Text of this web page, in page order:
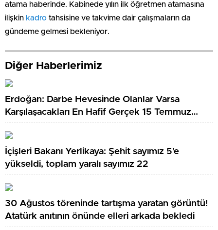
atama haberinde. Kabinede yılın ilk öğretmen atamasına
ilişkin kadro tahsisine ve takvime dair çalışmaların da
gündeme gelmesi bekleniyor.
Diğer Haberlerimiz
Erdoğan: Darbe Hevesinde Olanlar Varsa
Karşılaşacakları En Hafif Gerçek 15 Temmuz
Olacaktır
İçişleri Bakanı Yerlikaya: Şehit sayımız 5’e
yükseldi, toplam yaralı sayımız 22
30 Ağustos töreninde tartışma yaratan görüntü!
Atatürk anıtının önünde elleri arkada bekledi